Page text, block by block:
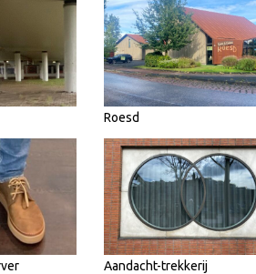
Roesd
Aandacht-trekkerij